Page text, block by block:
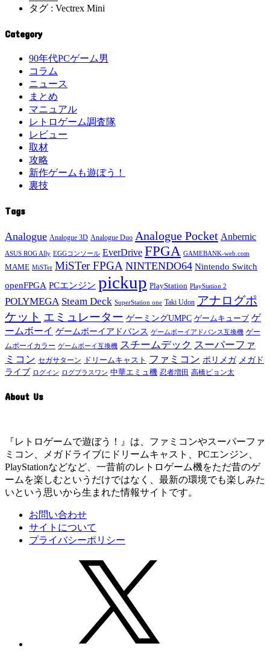
タグ : Vectrex Mini
Category
90年代PCゲーム男
コラム
ニュース
まとめ
マニュアル
レトロゲーム調査隊
レビュー
取材
攻略
新作ゲームも遊ぼう！
裏技
Tags
Analogue Analogue 3D Analogue Duo Analogue Pocket Anbernic
ASUS ROG Ally EGGコンソール EverDrive FPGA GAMEBANK-web.com
MAME MiSTer MiSTer FPGA NINTENDO64 Nintendo Switch
openFPGA PCエンジン pickup PlayStation PlayStation 2
POLYMEGA Steam Deck SuperStation one Taki Udon アナログポ
ケット エミュレーター ゲーミングUMPC ゲームキューブ ゲ
ームボーイ ゲームボーイアドバンス ゲームボーイアドバンス互換機 ゲー
ムボーイカラー ゲームボーイ互換機 スチームデック スーパーファ
ミコン セガサターン ドリームキャスト ファミコン ポリメガ メガド
ライブ ログイン ログプラスワン 中華エミュ機 忍者増田 高橋ピョン太
About Us
『レトロゲームで遊ぼう！』は、ファミコンやスーパーファ
ミコン、メガドライブにドリームキャスト、PCエンジン、
PlayStationなどなど、一昔前のレトロゲーム機をただ昔のゲ
ームを楽しむというだけではなく、最新の環境でも楽しみた
いという思いから生まれた情報サイトです。
お問い合わせ
サイトについて
プライバシーポリシー